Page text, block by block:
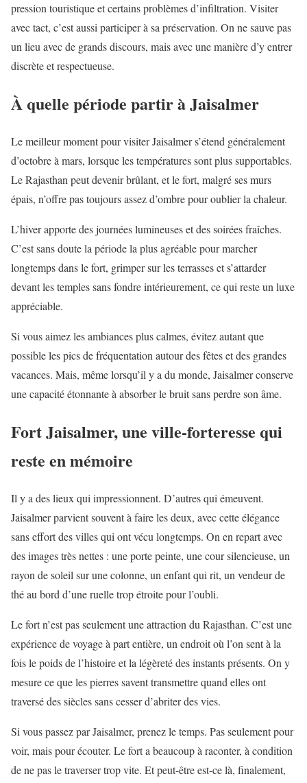
pression touristique et certains problèmes d’infiltration. Visiter
avec tact, c’est aussi participer à sa préservation. On ne sauve pas
un lieu avec de grands discours, mais avec une manière d’y entrer
discrète et respectueuse.
À quelle période partir à Jaisalmer
Le meilleur moment pour visiter Jaisalmer s’étend généralement
d’octobre à mars, lorsque les températures sont plus supportables.
Le Rajasthan peut devenir brûlant, et le fort, malgré ses murs
épais, n’offre pas toujours assez d’ombre pour oublier la chaleur.
L’hiver apporte des journées lumineuses et des soirées fraîches.
C’est sans doute la période la plus agréable pour marcher
longtemps dans le fort, grimper sur les terrasses et s’attarder
devant les temples sans fondre intérieurement, ce qui reste un luxe
appréciable.
Si vous aimez les ambiances plus calmes, évitez autant que
possible les pics de fréquentation autour des fêtes et des grandes
vacances. Mais, même lorsqu’il y a du monde, Jaisalmer conserve
une capacité étonnante à absorber le bruit sans perdre son âme.
Fort Jaisalmer, une ville-forteresse qui
reste en mémoire
Il y a des lieux qui impressionnent. D’autres qui émeuvent.
Jaisalmer parvient souvent à faire les deux, avec cette élégance
sans effort des villes qui ont vécu longtemps. On en repart avec
des images très nettes : une porte peinte, une cour silencieuse, un
rayon de soleil sur une colonne, un enfant qui rit, un vendeur de
thé au bord d’une ruelle trop étroite pour l’oubli.
Le fort n’est pas seulement une attraction du Rajasthan. C’est une
expérience de voyage à part entière, un endroit où l’on sent à la
fois le poids de l’histoire et la légèreté des instants présents. On y
mesure ce que les pierres savent transmettre quand elles ont
traversé des siècles sans cesser d’abriter des vies.
Si vous passez par Jaisalmer, prenez le temps. Pas seulement pour
voir, mais pour écouter. Le fort a beaucoup à raconter, à condition
de ne pas le traverser trop vite. Et peut-être est-ce là, finalement,